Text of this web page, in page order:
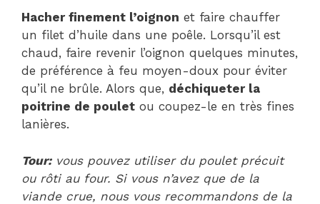
Hacher finement l’oignon et faire chauffer
un filet d’huile dans une poêle. Lorsqu’il est
chaud, faire revenir l’oignon quelques minutes,
de préférence à feu moyen-doux pour éviter
qu’il ne brûle. Alors que, déchiqueter la
poitrine de poulet ou coupez-le en très fines
lanières.
Tour:vous pouvez utiliser du poulet précuit
ou rôti au four. Si vous n’avez que de la
viande crue, nous vous recommandons de la